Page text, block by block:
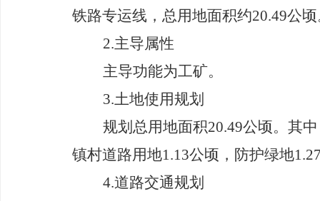
铁路专运线，总用地面积约20.49公
2.主导属性
主导功能为工矿。
3.土地使用规划
规划总用地面积20.49公顷。其
镇村道路用地1.13公顷，防护绿地
4.道路交通规划